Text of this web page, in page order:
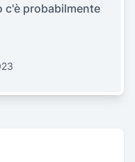
c'è probabilmente